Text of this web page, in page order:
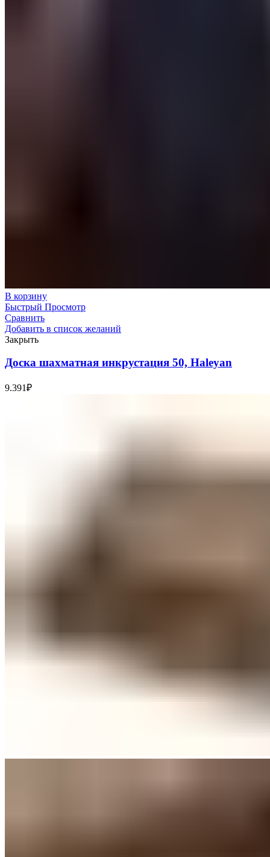
В корзину
Быстрый Просмотр
Сравнить
Добавить в список желаний
Закрыть
Доска шахматная инкрустация 50, Haleyan
9.391₽